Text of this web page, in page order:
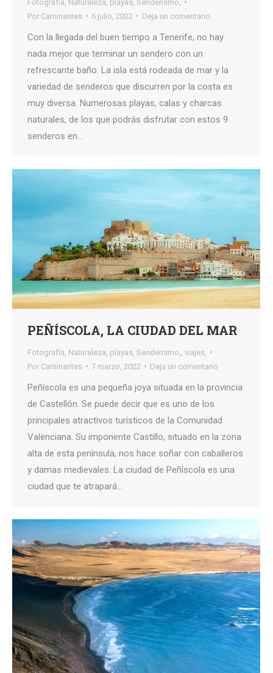
Fotografía Naturaleza playas Senderismo,
Por Caminantes 6 julio, 2022 Deja un comentario
Con la llegada del buen tiempo a Tenerife, no hay
nada mejor que terminar un sendero con un
refrescante baño. La isla está rodeada de mar y la
variedad de senderos que discurren por la costa es
muy diversa. Numerosas playas, calas y charcas
naturales, de los que podrás disfrutar con estos 9
senderos en…
PEÑÍSCOLA, LA CIUDAD DEL MAR
Fotografía Naturaleza playas Senderismo,
viajes,
Por Caminantes 7 marzo, 2022 Deja un comentario
Peñíscola es una pequeña joya situada en la provincia
de Castellón. Se puede decir que es uno de los
principales atractivos turísticos de la Comunidad
Valenciana. Su imponente Castillo, situado en la zona
alta de esta península, nos hace soñar con caballeros
y damas medievales. La ciudad de Peñíscola es una
ciudad que te atrapará…